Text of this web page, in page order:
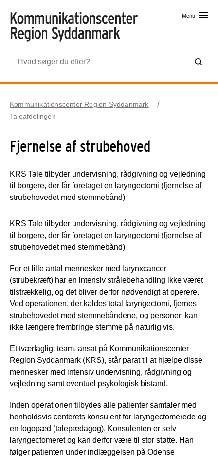
Menu
Kommunikationscenter Region Syddanmark
Taleafdelingen
Fjernelse af strubehoved
KRS Tale tilbyder undervisning, rådgivning og vejledning
til borgere, der får foretaget en laryngectomi (fjernelse af
strubehovedet med stemmebånd)
KRS Tale tilbyder undervisning, rådgivning og vejledning
til borgere, der får foretaget en laryngectomi (fjernelse af
strubehovedet med stemmebånd)
For et lille antal mennesker med larynxcancer
(strubekræft) har en intensiv strålebehandling ikke været
tilstrækkelig, og det bliver derfor nødvendigt at operere.
Ved operationen, der kaldes total laryngectomi, fjernes
strubehovedet med stemmebåndene, og personen kan
ikke længere frembringe stemme på naturlig vis.
Et tværfagligt team, ansat på Kommunikationscenter
Region Syddanmark (KRS), står parat til at hjælpe disse
mennesker med intensiv undervisning, rådgivning og
vejledning samt eventuel psykologisk bistand.
Inden operationen tilbydes alle patienter samtaler med
henholdsvis centerets konsulent for laryngectomerede og
en logopæd (talepædagog). Konsulenten er selv
laryngectomeret og kan derfor være til stor støtte. Han
følger patienten under indlæggelsen på Odense